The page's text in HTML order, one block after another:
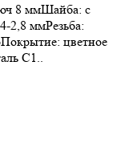
8 ммШайба: с
2,8 ммРезьба:
цветное
С1..